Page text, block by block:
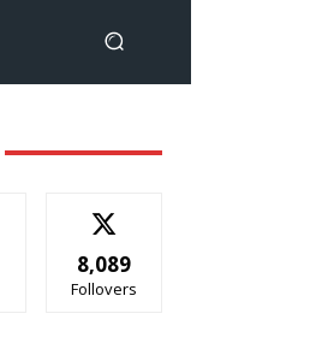
8,089
Follovers